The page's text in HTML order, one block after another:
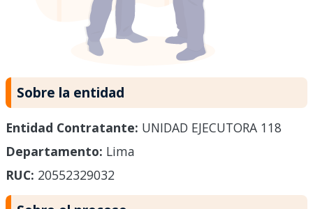
Sobre la entidad
Entidad Contratante: UNIDAD EJECUTORA 118
Departamento: Lima
RUC: 20552329032